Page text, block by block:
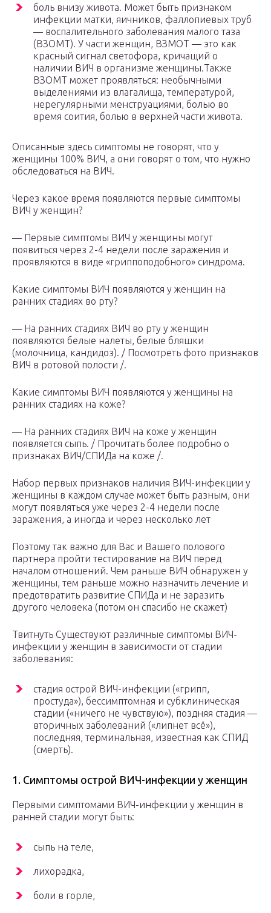
боль внизу живота. Может быть признаком
инфекции матки, яичников, фаллопиевых труб
— воспалительного заболевания малого таза
(ВЗОМТ). У части женщин, ВЗМОТ — это как
красный сигнал светофора, кричащий о
наличии ВИЧ в организме женщины.Также
ВЗОМТ может проявляться: необычными
выделениями из влагалища, температурой,
нерегулярными менструациями, болью во
время соития, болью в верхней части живота.
Описанные здесь симптомы не говорят, что у
женщины 100% ВИЧ, а они говорят о том, что нужно
обследоваться на ВИЧ.
Через какое время появляются первые симптомы
ВИЧ у женщин?
— Первые симптомы ВИЧ у женщины могут
появиться через 2-4 недели после заражения и
проявляются в виде «гриппоподобного» синдрома.
Какие симптомы ВИЧ появляются у женщин на
ранних стадиях во рту?
— На ранних стадиях ВИЧ во рту у женщин
появляются белые налеты, белые бляшки
(молочница, кандидоз). / Посмотреть фото признаков
ВИЧ в ротовой полости /.
Какие симптомы ВИЧ появляются у женщины на
ранних стадиях на коже?
— На ранних стадиях ВИЧ на коже у женщин
появляется сыпь. / Прочитать более подробно о
признаках ВИЧ/СПИДа на коже /.
Набор первых признаков наличия ВИЧ-инфекции у
женщины в каждом случае может быть разным, они
могут появляться уже через 2-4 недели после
заражения, а иногда и через несколько лет
Поэтому так важно для Вас и Вашего полового
партнера пройти тестирование на ВИЧ перед
началом отношений. Чем раньше ВИЧ обнаружен у
женщины, тем раньше можно назначить лечение и
предотвратить развитие СПИДа и не заразить
другого человека (потом он спасибо не скажет)
Твитнуть Существуют различные симптомы ВИЧ-
инфекции у женщин в зависимости от стадии
заболевания:
стадия острой ВИЧ-инфекции («грипп,
простуда»), бессимптомная и субклиническая
стадии («ничего не чувствую»), поздняя стадия —
вторичных заболеваний («липнет всё»),
последняя, терминальная, известная как СПИД
(смерть).
1. Симптомы острой ВИЧ-инфекции у женщин
Первыми симптомами ВИЧ-инфекции у женщин в
ранней стадии могут быть:
сыпь на теле,
лихорадка,
боли в горле,